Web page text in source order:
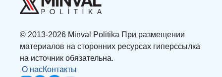
© 2013-2026 Minval Politika При размещении
материалов на сторонних ресурсах гиперссылка
на источник обязательна.
О насКонтакты